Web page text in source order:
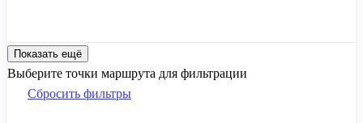
Показать ещё
Выберите точки маршрута для фильтрации
Сбросить фильтры